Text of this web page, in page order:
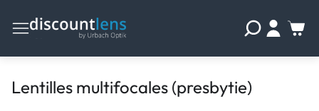
Lentilles multifocales (presbytie)